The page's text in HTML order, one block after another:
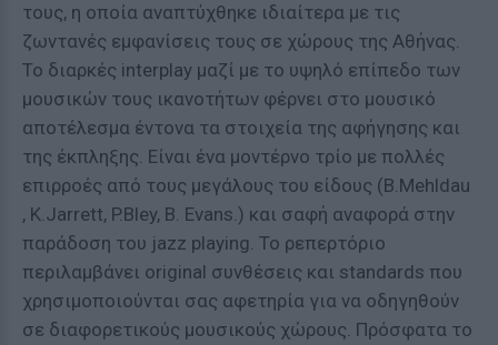
τους, η οποία αναπτύχθηκε ιδιαίτερα με τις
ζωντανές εμφανίσεις τους σε χώρους της Αθήνας.
Το διαρκές interplay μαζί με το υψηλό επίπεδο των
μουσικών τους ικανοτήτων φέρνει στο μουσικό
αποτέλεσμα έντονα τα στοιχεία της αφήγησης και
της έκπληξης. Είναι ένα μοντέρνο τρίο με πολλές
επιρροές από τους μεγάλους του είδους (B.Mehldau
, K.Jarrett, P.Bley, B. Evans.) και σαφή αναφορά στην
παράδοση του jazz playing. Το ρεπερτόριο
περιλαμβάνει original συνθέσεις και standards που
χρησιμοποιούνται σας αφετηρία για να οδηγηθούν
σε διαφορετικούς μουσικούς χώρους. Πρόσφατα το